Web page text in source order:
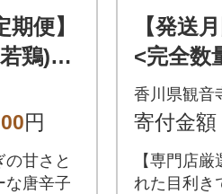
期便】
鶏)10
円
甘さと
な唐辛子
【発送
<完全数
見極め
ム等級
香川県観音
寄付金額
【専門店
れた目利き